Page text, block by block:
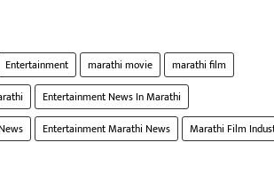
Entertainment marathi movie
marathi film
Entertainment News In Marathi
Entertainment Marathi News Marathi Film